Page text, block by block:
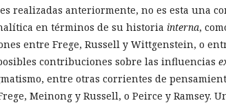
realizadas anteriormente, no es esta una
en términos de su historia interna,
entre Frege, Russell y Wittgenstein, o
contribuciones sobre las influencias
entre otras corrientes de
Meinong y Russell, o Peirce y Ramsey.